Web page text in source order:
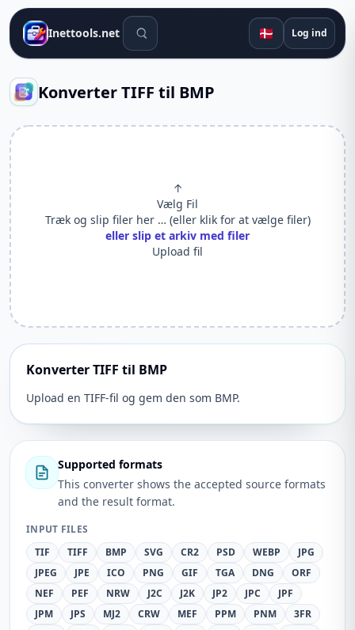
Inettools.net Søgeværktøjer 🇩🇰 Log ind
Konverter TIFF til BMP
↑
Vælg Fil
Træk og slip filer her … (eller klik for at vælge filer)
eller slip et arkiv med filer
Upload fil
Konverter TIFF til BMP
Upload en TIFF-fil og gem den som BMP.
Supported formats
This converter shows the accepted source formats
and the result format.
INPUT FILES
TIF
TIFF BMP SVG CR2 PSD WEBP
JPG
JPEG
JPE ICO PNG GIF TGA DNG
ORF
NEF
PEF NRW J2C J2K JP2 JPC
JPF
JPM
JPS MJ2 CRW MEF PPM PNM
3FR